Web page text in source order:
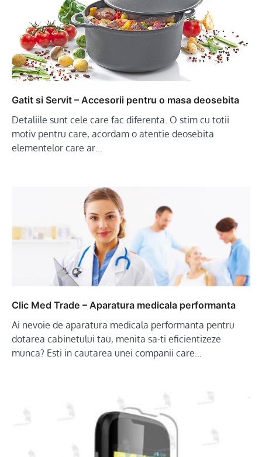
Gatit si Servit – Accesorii pentru o masa deosebita
Detaliile sunt cele care fac diferenta. O stim cu totii
motiv pentru care, acordam o atentie deosebita
elementelor care ar…
Clic Med Trade – Aparatura medicala performanta
Ai nevoie de aparatura medicala performanta pentru
dotarea cabinetului tau, menita sa-ti eficientizeze
munca? Esti in cautarea unei companii care…